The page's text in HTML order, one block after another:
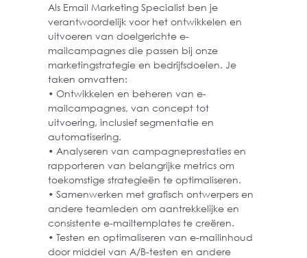
Als Email Marketing Specialist ben je
verantwoordelijk voor het ontwikkelen en
uitvoeren van doelgerichte e-
mailcampagnes die passen bij onze
marketingstrategie en bedrijfsdoelen. Je
taken omvatten:
• Ontwikkelen en beheren van e-
mailcampagnes, van concept tot
uitvoering, inclusief segmentatie en
automatisering.
• Analyseren van campagneprestaties en
rapporteren van belangrijke metrics om
toekomstige strategieën te optimaliseren.
• Samenwerken met grafisch ontwerpers en
andere teamleden om aantrekkelijke en
consistente e-mailtemplates te creëren.
• Testen en optimaliseren van e-mailinhoud
door middel van A/B-testen en andere